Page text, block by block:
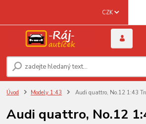
CZK
Úvod Modely 1:43 Audi quattro, No.12 1:43
Audi quattro, No.12